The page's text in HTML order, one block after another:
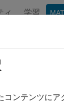
ィ 学習
ンテンツに